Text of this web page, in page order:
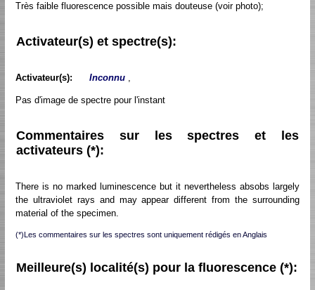
Très faible fluorescence possible mais douteuse (voir photo);
Activateur(s) et spectre(s):
Activateur(s): Inconnu ,
Pas d'image de spectre pour l'instant
Commentaires sur les spectres et les
activateurs (*):
There is no marked luminescence but it nevertheless absobs largely
the ultraviolet rays and may appear different from the surrounding
material of the specimen.
(*)Les commentaires sur les spectres sont uniquement rédigés en Anglais
Meilleure(s) localité(s) pour la fluorescence (*):